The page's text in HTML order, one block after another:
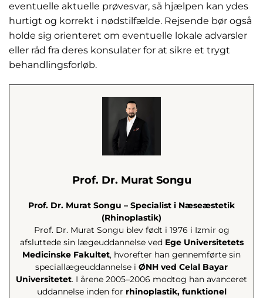
eventuelle aktuelle prøvesvar, så hjælpen kan ydes
hurtigt og korrekt i nødstilfælde. Rejsende bør også
holde sig orienteret om eventuelle lokale advarsler
eller råd fra deres konsulater for at sikre et trygt
behandlingsforløb.
Prof. Dr. Murat Songu
Prof. Dr. Murat Songu – Specialist i Næseæstetik
(Rhinoplastik)
Prof. Dr. Murat Songu blev født i 1976 i Izmir og
afsluttede sin lægeuddannelse ved Ege Universitetets
Medicinske Fakultet, hvorefter han gennemførte sin
speciallægeuddannelse i ØNH ved Celal Bayar
Universitetet. I årene 2005–2006 modtog han avanceret
uddannelse inden for rhinoplastik, funktionel